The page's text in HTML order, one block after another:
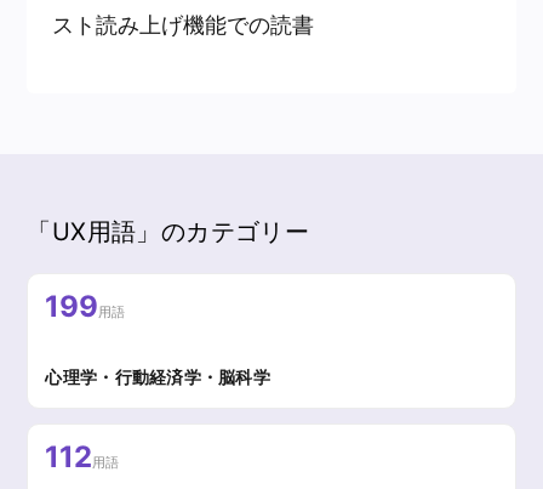
スト読み上げ機能での読書
「UX用語」のカテゴリー
199用語
心理学・行動経済学・脳科学
112用語